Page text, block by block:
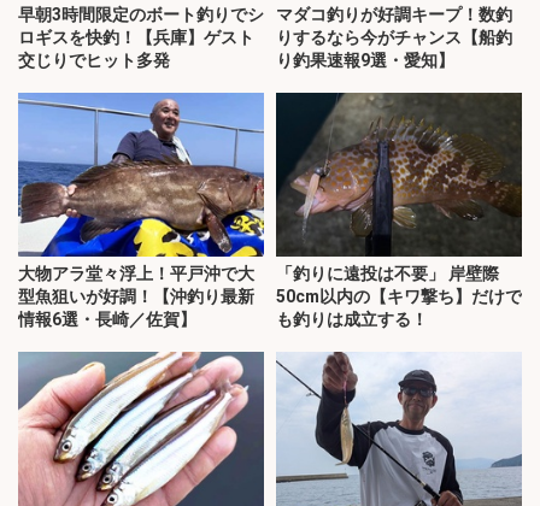
早朝3時間限定のボート釣りでシ
ロギスを快釣！【兵庫】ゲスト
交じりでヒット多発
マダコ釣りが好調キープ！数釣
りするなら今がチャンス【船釣
り釣果速報9選・愛知】
大物アラ堂々浮上！平戸沖で大
型魚狙いが好調！【沖釣り最新
情報6選・長崎／佐賀】
「釣りに遠投は不要」 岸壁際
50cm以内の【キワ撃ち】だけで
も釣りは成立する！